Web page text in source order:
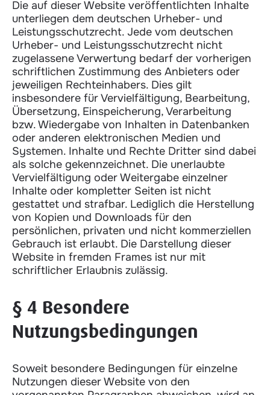
Die auf dieser Website veröffentlichten Inhalte
unterliegen dem deutschen Urheber- und
Leistungsschutzrecht. Jede vom deutschen
Urheber- und Leistungsschutzrecht nicht
zugelassene Verwertung bedarf der vorherigen
schriftlichen Zustimmung des Anbieters oder
jeweiligen Rechteinhabers. Dies gilt
insbesondere für Vervielfältigung, Bearbeitung,
Übersetzung, Einspeicherung, Verarbeitung
bzw. Wiedergabe von Inhalten in Datenbanken
oder anderen elektronischen Medien und
Systemen. Inhalte und Rechte Dritter sind dabei
als solche gekennzeichnet. Die unerlaubte
Vervielfältigung oder Weitergabe einzelner
Inhalte oder kompletter Seiten ist nicht
gestattet und strafbar. Lediglich die Herstellung
von Kopien und Downloads für den
persönlichen, privaten und nicht kommerziellen
Gebrauch ist erlaubt. Die Darstellung dieser
Website in fremden Frames ist nur mit
schriftlicher Erlaubnis zulässig.
§ 4 Besondere
Nutzungsbedingungen
Soweit besondere Bedingungen für einzelne
Nutzungen dieser Website von den